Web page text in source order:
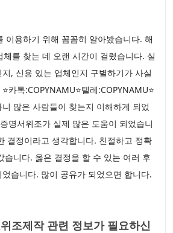
이용하기 위해 꼼꼼히 알아봤습니다. 해
를 찾는 데 오랜 시간이 걸렸습니다. 실
, 신용 있는 업체인지 구별하기가 사실
카톡:COPYNAMU⭐텔레:COPYNAMU⭐
많은 사람들이 찾는지 이해하게 되었
명서위조가 실제 많은 도움이 되었습니
결정이라고 생각합니다. 친절하고 정확
습니다. 옳은 결정을 할 수 있는 여러 후
습니다. 많이 공유가 되었으면 합니다.
조제작 관련 정보가 필요하신